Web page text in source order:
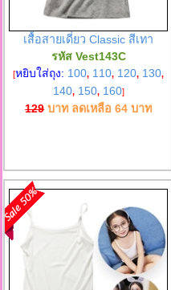
เสื้อสายเดี่ยว Classic สีเทา
รหัส Vest143C
[หยิบใส่ถุง: 100, 110, 120, 130,
140, 150, 160]
129บาท ลดเหลือ64 บาท